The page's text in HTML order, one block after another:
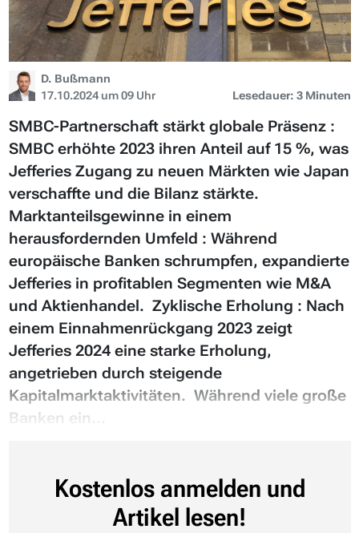
D. Bußmann
17.10.2024 um 09 Uhr
Lesedauer: 3 Minuten
SMBC-Partnerschaft stärkt globale Präsenz :
SMBC erhöhte 2023 ihren Anteil auf 15 %, was
Jefferies Zugang zu neuen Märkten wie Japan
verschaffte und die Bilanz stärkte.
Marktanteilsgewinne in einem
herausfordernden Umfeld : Während
europäische Banken schrumpfen, expandierte
Jefferies in profitablen Segmenten wie M&A
und Aktienhandel. Zyklische Erholung : Nach
einem Einnahmenrückgang 2023 zeigt
Jefferies 2024 eine starke Erholung,
angetrieben durch steigende
Kapitalmarktaktivitäten. Während viele große
Banken ein...
Kostenlos anmelden und
Artikel lesen!